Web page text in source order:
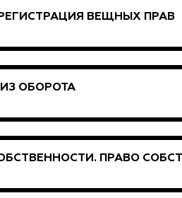
ВЕЩНЫХ ПРАВ
ОБОРОТА
ПРАВО